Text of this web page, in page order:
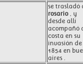
se trasladó
rosario, y
desde allí
acompañó
costa en su
invasión de
1854 en
aires .